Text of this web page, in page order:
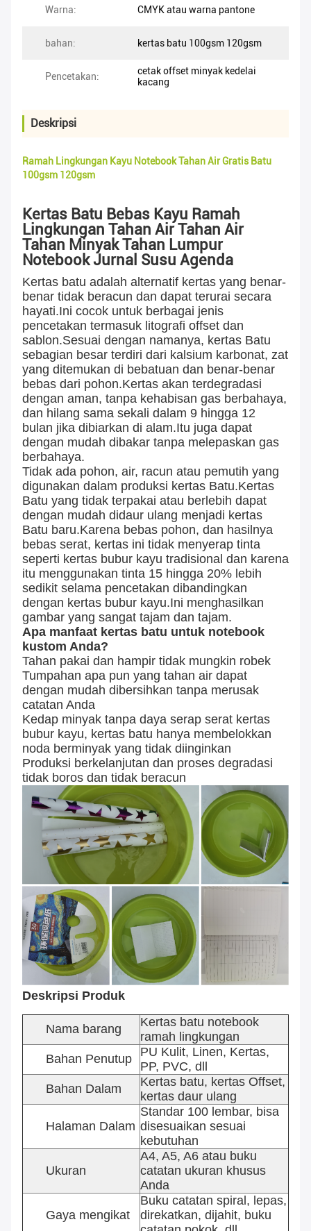
Warna: CMYK atau warna pantone
bahan: kertas batu 100gsm 120gsm
Pencetakan:
cetak offset minyak kedelai
kacang
Deskripsi
Ramah Lingkungan Kayu Notebook Tahan Air Gratis Batu
100gsm 120gsm
Kertas Batu Bebas Kayu Ramah
Lingkungan Tahan Air Tahan Air
Tahan Minyak Tahan Lumpur
Notebook Jurnal Susu Agenda
Kertas batu adalah alternatif kertas yang benar-
benar tidak beracun dan dapat terurai secara
hayati.Ini cocok untuk berbagai jenis
pencetakan termasuk litografi offset dan
sablon.Sesuai dengan namanya, kertas Batu
sebagian besar terdiri dari kalsium karbonat, zat
yang ditemukan di bebatuan dan benar-benar
bebas dari pohon.Kertas akan terdegradasi
dengan aman, tanpa kehabisan gas berbahaya,
dan hilang sama sekali dalam 9 hingga 12
bulan jika dibiarkan di alam.Itu juga dapat
dengan mudah dibakar tanpa melepaskan gas
berbahaya.
Tidak ada pohon, air, racun atau pemutih yang
digunakan dalam produksi kertas Batu.Kertas
Batu yang tidak terpakai atau berlebih dapat
dengan mudah didaur ulang menjadi kertas
Batu baru.Karena bebas pohon, dan hasilnya
bebas serat, kertas ini tidak menyerap tinta
seperti kertas bubur kayu tradisional dan karena
itu menggunakan tinta 15 hingga 20% lebih
sedikit selama pencetakan dibandingkan
dengan kertas bubur kayu.Ini menghasilkan
gambar yang sangat tajam dan tajam.
Apa manfaat kertas batu untuk notebook
kustom Anda?
Tahan pakai dan hampir tidak mungkin robek
Tumpahan apa pun yang tahan air dapat
dengan mudah dibersihkan tanpa merusak
catatan Anda
Kedap minyak tanpa daya serap serat kertas
bubur kayu, kertas batu hanya membelokkan
noda berminyak yang tidak diinginkan
Produksi berkelanjutan dan proses degradasi
tidak boros dan tidak beracun
Deskripsi Produk
Nama barang
Kertas batu notebook
ramah lingkungan
Bahan Penutup
PU Kulit, Linen, Kertas,
PP, PVC, dll
Bahan Dalam
Kertas batu, kertas Offset,
kertas daur ulang
Halaman Dalam
Standar 100 lembar, bisa
disesuaikan sesuai
kebutuhan
Ukuran
A4, A5, A6 atau buku
catatan ukuran khusus
Anda
Gaya mengikat
Buku catatan spiral, lepas,
direkatkan, dijahit, buku